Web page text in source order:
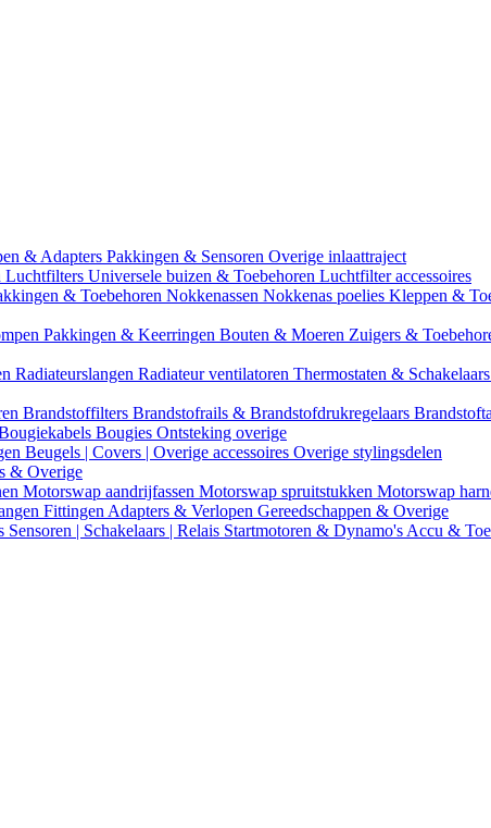
& Adapters Pakkingen & Sensoren Overige inlaattraject
Luchtfilters Universele buizen & Toebehoren Luchtfilter accessoires
& Toebehoren Nokkenassen Nokkenas poelies Kleppen &
Pakkingen & Keerringen Bouten & Moeren Zuigers &
Radiateurslangen Radiateur ventilatoren Thermostaten & Schakelaars
Brandstoffilters Brandstofrails & Brandstofdrukregelaars
Bougies Ontsteking overige
Beugels | Covers | Overige accessoires Overige stylingsdelen
& Overige
Motorswap aandrijfassen Motorswap spruitstukken Motorswap
Fittingen Adapters & Verlopen Gereedschappen & Overige
Sensoren | Schakelaars | Relais Startmotoren & Dynamo's Accu &